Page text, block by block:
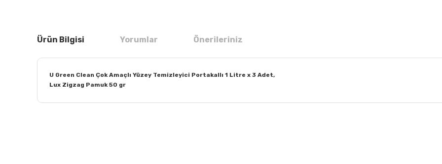
Ürün Bilgisi Yorumlar Önerileriniz
U Green Clean Çok Amaçlı Yüzey Temizleyici Portakallı 1 Litre x 3 Adet,
Lux Zigzag Pamuk 50 gr